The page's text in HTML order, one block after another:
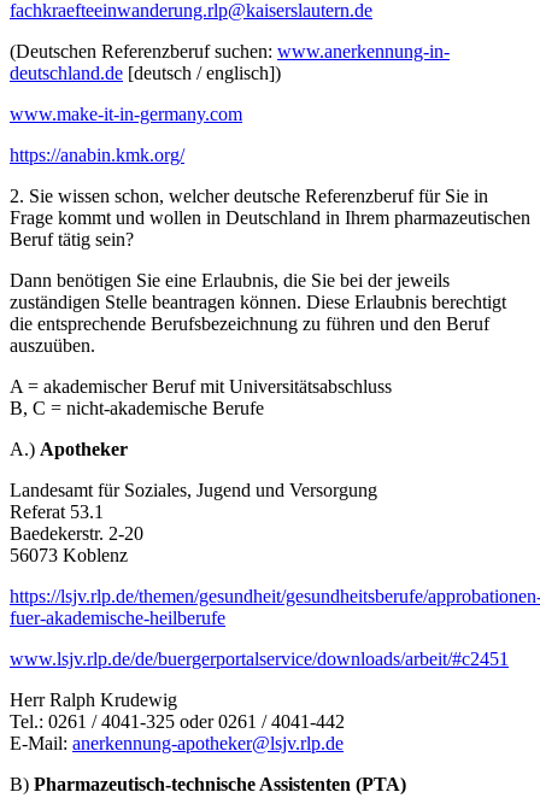
fachkraefteeinwanderung.rlp@kaiserslautern.de
(Deutschen Referenzberuf suchen: www.anerkennung-in-
deutschland.de [deutsch / englisch])
www.make-it-in-germany.com
https://anabin.kmk.org/
2. Sie wissen schon, welcher deutsche Referenzberuf für Sie in
Frage kommt und wollen in Deutschland in Ihrem pharmazeutischen
Beruf tätig sein?
Dann benötigen Sie eine Erlaubnis, die Sie bei der jeweils
zuständigen Stelle beantragen können. Diese Erlaubnis berechtigt
die entsprechende Berufsbezeichnung zu führen und den Beruf
auszuüben.
A = akademischer Beruf mit Universitätsabschluss
B, C = nicht-akademische Berufe
A.) Apotheker
Landesamt für Soziales, Jugend und Versorgung
Referat 53.1
Baedekerstr. 2-20
56073 Koblenz
https://lsjv.rlp.de/themen/gesundheit/gesundheitsberufe/
fuer-akademische-heilberufe
www.lsjv.rlp.de/de/buergerportalservice/downloads/arbeit/#c2451
Herr Ralph Krudewig
Tel.: 0261 / 4041-325 oder 0261 / 4041-442
E-Mail: anerkennung-apotheker@lsjv.rlp.de
B) Pharmazeutisch-technische Assistenten (PTA)